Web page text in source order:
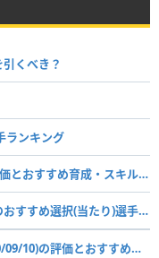
くべき？
ランキング
EPルートフリット(ミラン/88-89)の評価とおすすめ育成・スキル追加
無料エピックレジェンズアセンブルのおすすめ選択(当たり)選手ランキングと引き方
BTズラタンイブラヒモヴィッチ(2010/09/10)の評価とおすすめ育成・スキル追加